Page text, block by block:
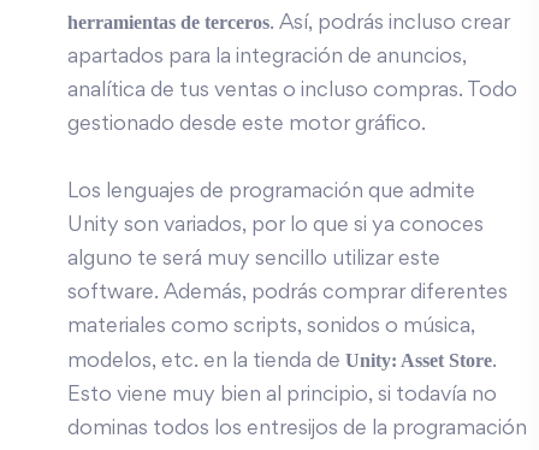
herramientas de terceros. Así, podrás incluso crear
apartados para la integración de anuncios,
analítica de tus ventas o incluso compras. Todo
gestionado desde este motor gráfico.
Los lenguajes de programación que admite
Unity son variados, por lo que si ya conoces
alguno te será muy sencillo utilizar este
software. Además, podrás comprar diferentes
materiales como scripts, sonidos o música,
modelos, etc. en la tienda de Unity: Asset Store.
Esto viene muy bien al principio, si todavía no
dominas todos los entresijos de la programación